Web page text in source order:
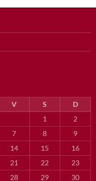
V S
D
1
2
7 8
9
14 15
16
21 22
23
28 29 30